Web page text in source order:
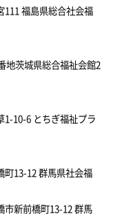
福島県総合社会福
地茨城県総合福祉会館2
10-6 とちぎ福祉プラ
町13-12 群馬県社会福
市新前橋町13-12 群馬